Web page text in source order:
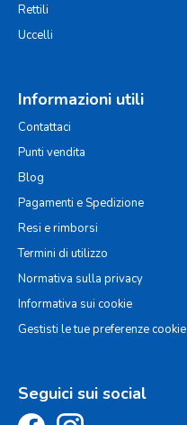
Rettili
Uccelli
Informazioni utili
Contattaci
Punti vendita
Blog
Pagamenti e Spedizione
Resi e rimborsi
Termini di utilizzo
Normativa sulla privacy
Informativa sui cookie
Gestisti le tue preferenze cookie
Seguici sui social